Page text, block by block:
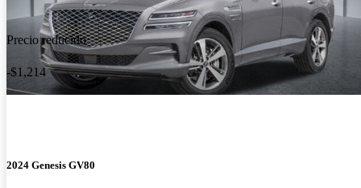
Precio reducido
-$1,214
2024 Genesis GV80